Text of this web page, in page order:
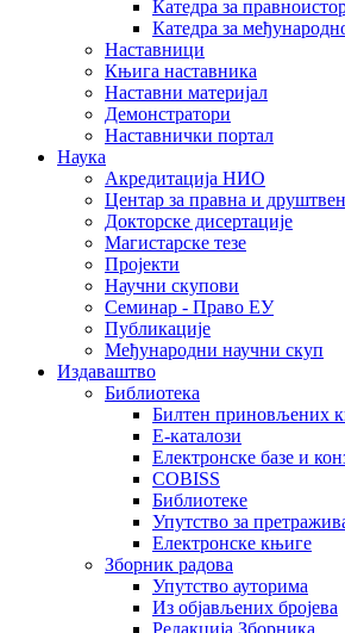
Катедра за
Катедра за
Наставници
Књига наставника
Наставни материјал
Демонстратори
Наставнички портал
Наука
Акредитација НИО
Центар за правна и
Докторске дисертације
Магистарске тезе
Пројекти
Научни скупови
Семинар - Право ЕУ
Публикације
Међународни научни скуп
Издаваштво
Библиотека
Билтен приновљених
Е-каталози
Електронске базе и
COBISS
Библиотеке
Упутство за
Електронске књиге
Зборник радова
Упутство ауторима
Из објављених бројева
Редакција Зборника